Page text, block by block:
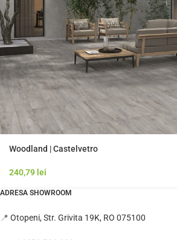
Woodland | Castelvetro
240,79 lei
ADRESA SHOWROOM
📍 Otopeni, Str. Grivita 19K, RO 075100